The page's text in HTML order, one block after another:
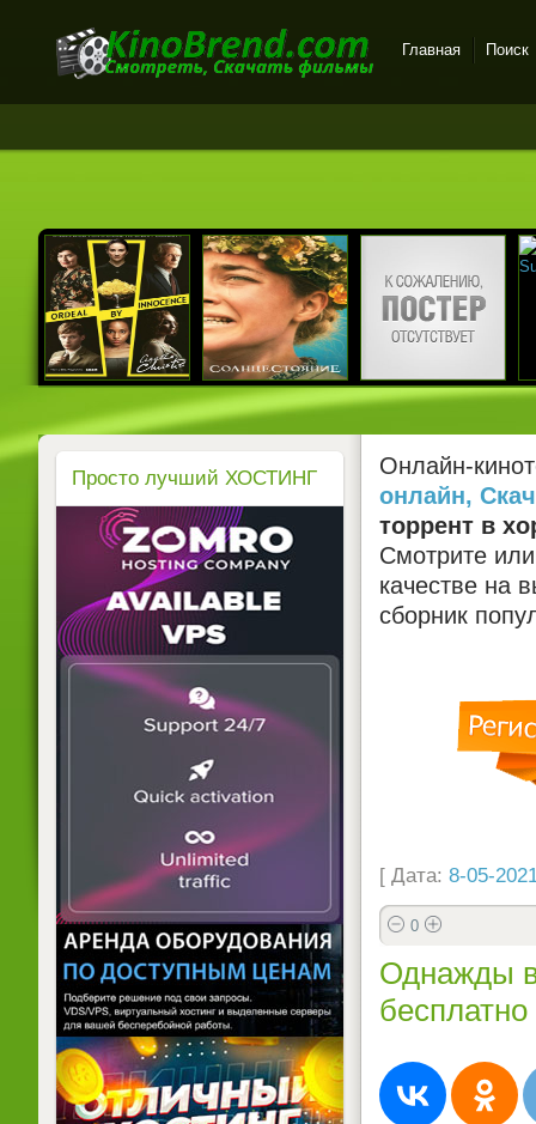
бесплатный просмотр
Главная Поиск
Онлайн-
онлайн,
торрент в
Смотрите
качестве на
сборник
[ Дата: 8-05-
0
Однажды
бесплатно
Просто лучший ХОСТИНГ